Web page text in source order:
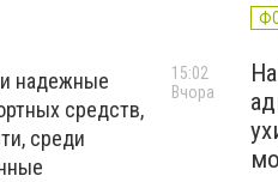
надежные
средств,
среди
15:02
Вчора